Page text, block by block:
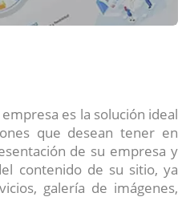
es la solución ideal
que desean tener en
de su empresa y
contenido de su sitio, ya
galería de imágenes,